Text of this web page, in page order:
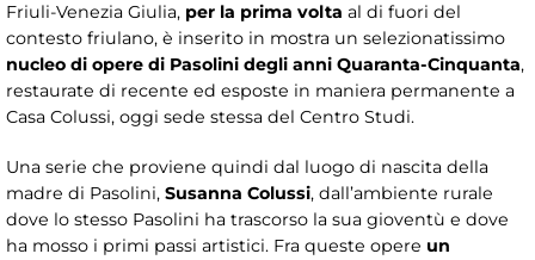
Friuli-Venezia Giulia, per la prima volta al di fuori del
contesto friulano, è inserito in mostra un selezionatissimo
nucleo di opere di Pasolini degli anni Quaranta-Cinquanta,
restaurate di recente ed esposte in maniera permanente a
Casa Colussi, oggi sede stessa del Centro Studi.
Una serie che proviene quindi dal luogo di nascita della
madre di Pasolini, Susanna Colussi, dall’ambiente rurale
dove lo stesso Pasolini ha trascorso la sua gioventù e dove
ha mosso i primi passi artistici. Fra queste opere un